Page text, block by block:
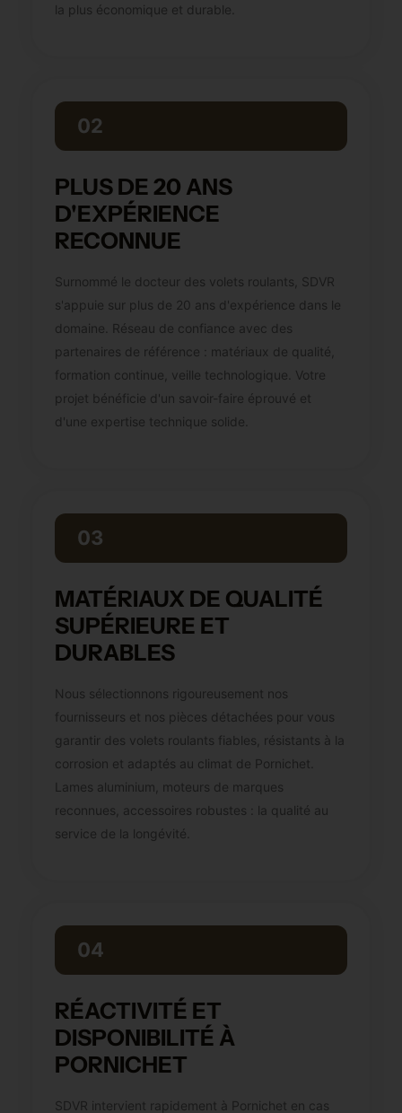
la plus économique et durable.
02
PLUS DE 20 ANS
D'EXPÉRIENCE
RECONNUE
Surnommé le docteur des volets roulants, SDVR
s'appuie sur plus de 20 ans d'expérience dans le
domaine. Réseau de confiance avec des
partenaires de référence : matériaux de qualité,
formation continue, veille technologique. Votre
projet bénéficie d'un savoir-faire éprouvé et
d'une expertise technique solide.
03
MATÉRIAUX DE QUALITÉ
SUPÉRIEURE ET
DURABLES
Nous sélectionnons rigoureusement nos
fournisseurs et nos pièces détachées pour vous
garantir des volets roulants fiables, résistants à la
corrosion et adaptés au climat de Pornichet.
Lames aluminium, moteurs de marques
reconnues, accessoires robustes : la qualité au
service de la longévité.
04
RÉACTIVITÉ ET
DISPONIBILITÉ À
PORNICHET
SDVR intervient rapidement à Pornichet en cas